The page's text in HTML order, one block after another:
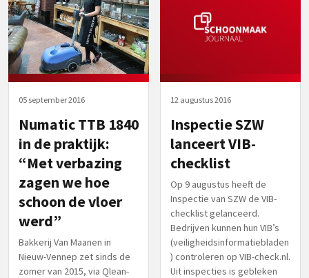
05 september 2016
Numatic TTB 1840
in de praktijk:
“Met verbazing
zagen we hoe
schoon de vloer
werd”
Bakkerij Van Maanen in
Nieuw-Vennep zet sinds de
zomer van 2015, via Qlean-
12 augustus 2016
Inspectie SZW
lanceert VIB-
checklist
Op 9 augustus heeft de
Inspectie van SZW de VIB-
checklist gelanceerd.
Bedrijven kunnen hun VIB’s
(veiligheidsinformatiebladen
) controleren op VIB-check.nl.
Uit inspecties is gebleken